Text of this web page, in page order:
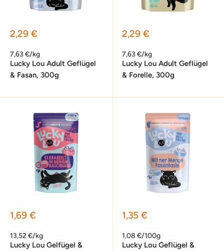
Sonderpreis
2,29 €
7,63 €/kg
Lucky Lou Adult Geflügel
& Fasan, 300g
Sonderpreis
2,29 €
7,63 €/kg
Lucky Lou Adult Geflügel
& Forelle, 300g
Sonderpreis
1,69 €
13,52 €/kg
Lucky Lou Gelfügel &
Sonderpreis
1,35 €
1,08 €/100g
Lucky Lou Geflügel &